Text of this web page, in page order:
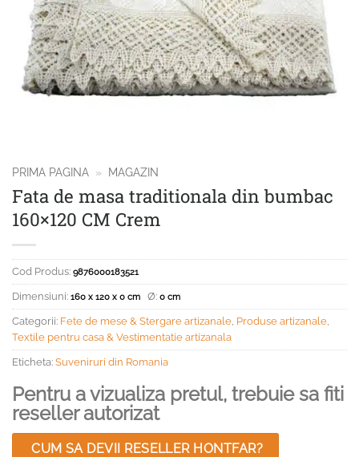
PRIMA PAGINA » MAGAZIN
Fata de masa traditionala din bumbac
160×120 CM Crem
Cod Produs: 9876000183521
Dimensiuni: 160 x 120 x 0 cm Ø: 0 cm
Categorii: Fete de mese & Stergare artizanale Produse artizanale
Textile pentru casa & Vestimentatie artizanala
Eticheta: Suveniruri din Romania
Pentru a vizualiza pretul, trebuie sa fiti
reseller autorizat
CUM SA DEVII RESELLER HONTFAR?